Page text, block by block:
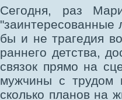
Сегодня, раз
"заинтересованные
бы и не трагедия
раннего детства,
связок прямо на
мужчины с трудом
сколько планов на